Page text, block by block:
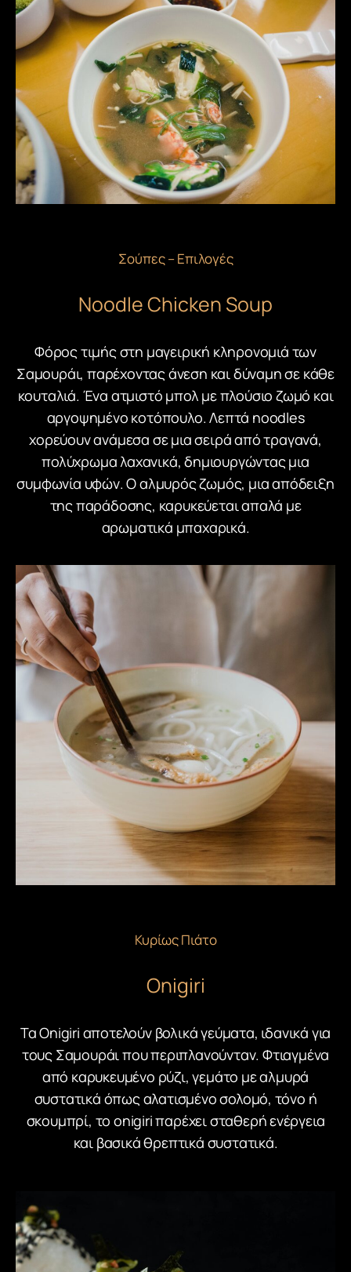
Σούπες – Επιλογές
Noodle Chicken Soup
Φόρος τιμής στη μαγειρική κληρονομιά των
Σαμουράι, παρέχοντας άνεση και δύναμη σε κάθε
κουταλιά. Ένα ατμιστό μπολ με πλούσιο ζωμό και
αργοψημένο κοτόπουλο. Λεπτά noodles
χορεύουν ανάμεσα σε μια σειρά από τραγανά,
πολύχρωμα λαχανικά, δημιουργώντας μια
συμφωνία υφών. Ο αλμυρός ζωμός, μια απόδειξη
της παράδοσης, καρυκεύεται απαλά με
αρωματικά μπαχαρικά.
Κυρίως Πιάτο
Onigiri
Τα Onigiri αποτελούν βολικά γεύματα, ιδανικά για
τους Σαμουράι που περιπλανούνταν. Φτιαγμένα
από καρυκευμένο ρύζι, γεμάτο με αλμυρά
συστατικά όπως αλατισμένο σολομό, τόνο ή
σκουμπρί, το onigiri παρέχει σταθερή ενέργεια
και βασικά θρεπτικά συστατικά.